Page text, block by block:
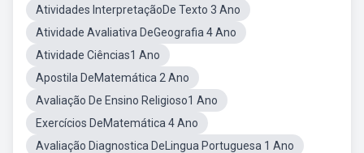
Atividades InterpretaçãoDe Texto 3 Ano
Atividade Avaliativa DeGeografia 4 Ano
Atividade Ciências1 Ano
Apostila DeMatemática 2 Ano
Avaliação De Ensino Religioso1 Ano
Exercícios DeMatemática 4 Ano
Avaliação Diagnostica DeLingua Portuguesa 1 Ano